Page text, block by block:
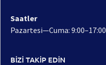
Saatler
Pazartesi—Cuma: 9:00–17:00
BİZİ TAKİP EDİN